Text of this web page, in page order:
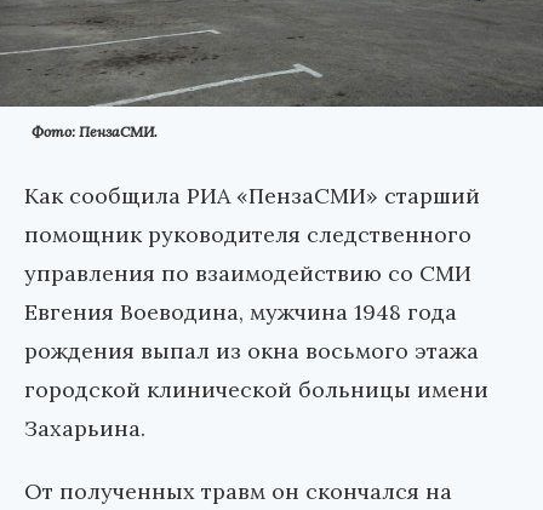
Фото: ПензаСМИ.
Как сообщила РИА «ПензаСМИ» старший
помощник руководителя следственного
управления по взаимодействию со СМИ
Евгения Воеводина, мужчина 1948 года
рождения выпал из окна восьмого этажа
городской клинической больницы имени
Захарьина.
От полученных травм он скончался на